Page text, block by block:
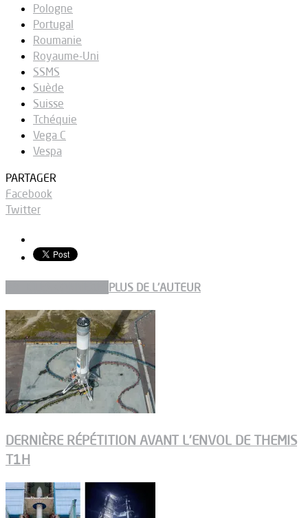
Pologne
Portugal
Roumanie
Royaume-Uni
SSMS
Suède
Suisse
Tchéquie
Vega C
Vespa
PARTAGER
Facebook
Twitter
PLUS DE L'AUTEUR
DERNIÈRE RÉPÉTITION AVANT L’ENVOL DE THEMIS
T1H